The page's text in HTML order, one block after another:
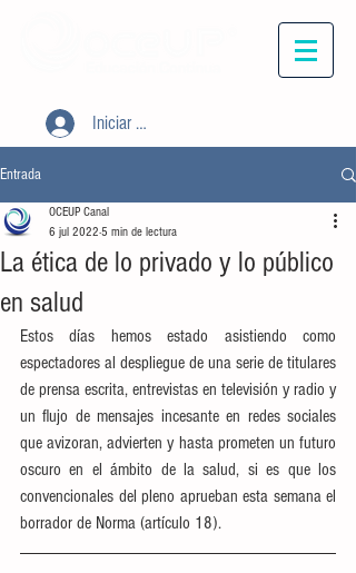
Iniciar sesión
Entrada
La ética de lo privado y lo público
en salud
OCEUP Canal
6 jul 2022 5 min de lectura
Estos días hemos estado asistiendo como
espectadores al despliegue de una serie de titulares
de prensa escrita, entrevistas en televisión y radio y
un flujo de mensajes incesante en redes sociales
que avizoran, advierten y hasta prometen un futuro
oscuro en el ámbito de la salud, si es que los
convencionales del pleno aprueban esta semana el
borrador de Norma (artículo 18).